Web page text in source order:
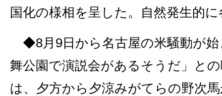
国化の様相を呈した。自然発生的
◆8月9日から名古屋の米騒動が始
舞公園で演説会があるそうだ」と
は、夕方から夕涼みがてらの野次